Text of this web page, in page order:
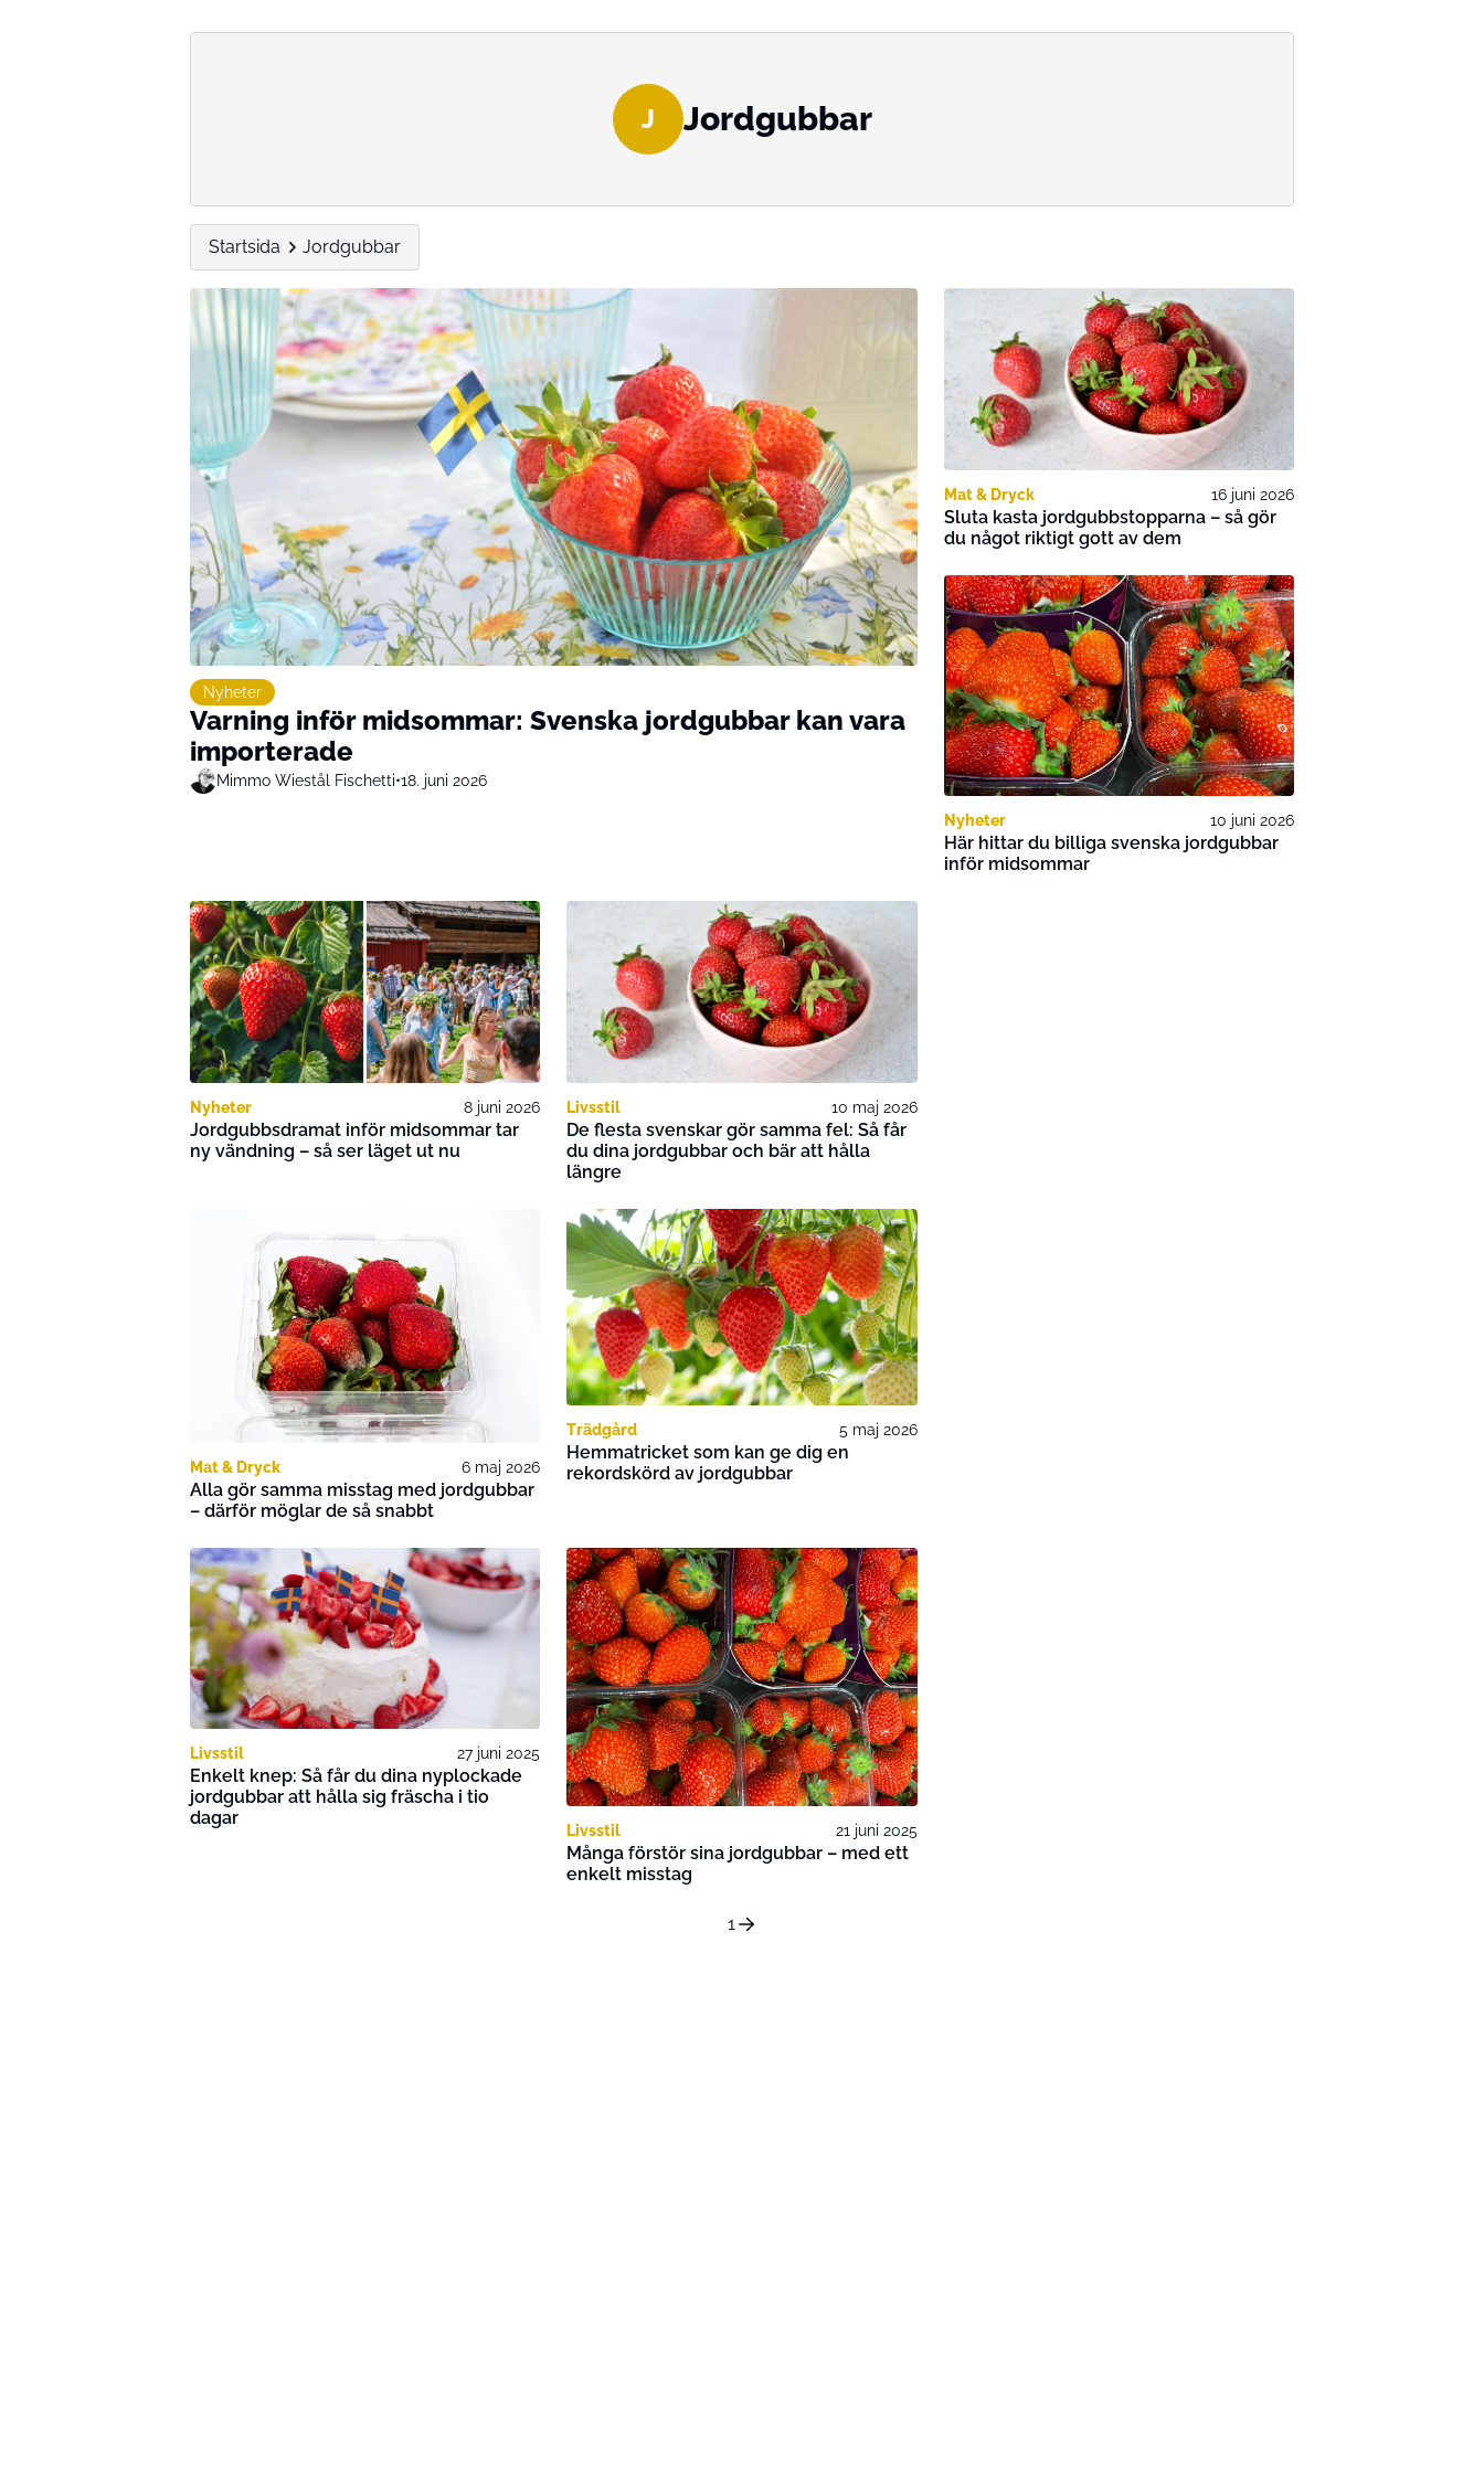
J Jordgubbar
Startsida Jordgubbar
Nyheter
Varning inför midsommar: Svenska jordgubbar kan vara
importerade
Mimmo Wiestål Fischetti•18. juni 2026
Mat & Dryck 16 juni 2026
Sluta kasta jordgubbstopparna – så gör
du något riktigt gott av dem
Nyheter 10 juni 2026
Här hittar du billiga svenska jordgubbar
inför midsommar
Nyheter 8 juni 2026
Jordgubbsdramat inför midsommar tar
ny vändning – så ser läget ut nu
Livsstil 10 maj 2026
De flesta svenskar gör samma fel: Så får
du dina jordgubbar och bär att hålla
längre
Mat & Dryck 6 maj 2026
Alla gör samma misstag med jordgubbar
– därför möglar de så snabbt
Trädgård 5 maj 2026
Hemmatricket som kan ge dig en
rekordskörd av jordgubbar
Livsstil 27 juni 2025
Enkelt knep: Så får du dina nyplockade
jordgubbar att hålla sig fräscha i tio
dagar
Livsstil 21 juni 2025
Många förstör sina jordgubbar – med ett
enkelt misstag
1